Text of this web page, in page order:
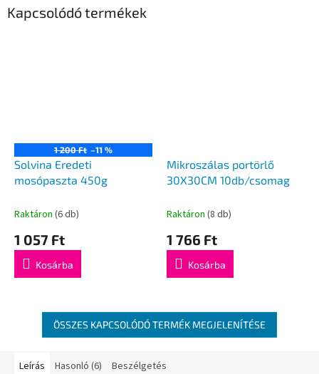
Kapcsolódó termékek
1 200 Ft –11 %
Solvina Eredeti
mosópaszta 450g
Raktáron (6 db)
1 057 Ft
Kosárba
Mikroszálas portörlő
30X30CM 10db/csomag
Raktáron (8 db)
1 766 Ft
Kosárba
ÖSSZES KAPCSOLÓDÓ TERMÉK MEGJELENÍTÉSE
Leírás Hasonló (6) Beszélgetés